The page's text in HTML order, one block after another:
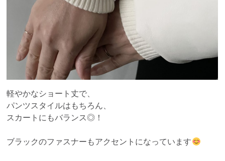
軽やかなショート丈で、
パンツスタイルはもちろん、
スカートにもバランス◎！
ブラックのファスナーもアクセントになっています